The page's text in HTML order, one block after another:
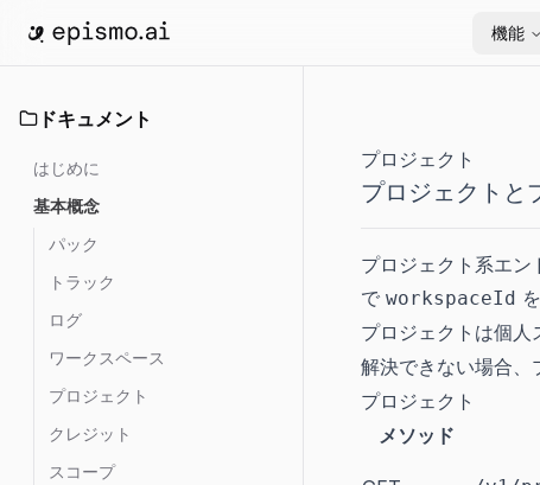
機能
ドキュメント
はじめに
基本概念
パック
トラック
ログ
ワークスペース
プロジェクト
クレジット
スコープ
プロジェクト
プロジェクトと
プロジェクト系エ
で workspaceId
プロジェクトは個人
解決できない場合、
プロジェクト
メソッド